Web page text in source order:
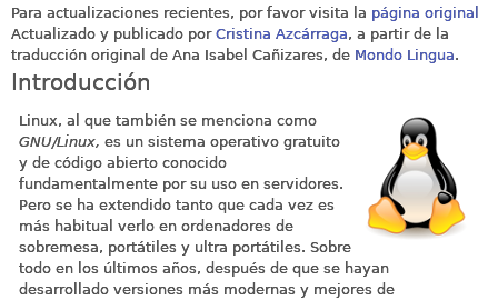
Para actualizaciones recientes, por favor visita la página original
Actualizado y publicado por Cristina Azcárraga, a partir de la
traducción original de Ana Isabel Cañizares, de Mondo Lingua.
Introducción
Linux, al que también se menciona como
GNU/Linux, es un sistema operativo gratuito
y de código abierto conocido
fundamentalmente por su uso en servidores.
Pero se ha extendido tanto que cada vez es
más habitual verlo en ordenadores de
sobremesa, portátiles y ultra portátiles. Sobre
todo en los últimos años, después de que se hayan
desarrollado versiones más modernas y mejores de